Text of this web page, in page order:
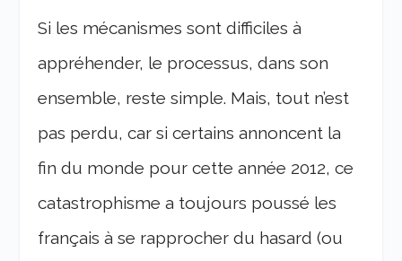
Si les mécanismes sont difficiles à
appréhender, le processus, dans son
ensemble, reste simple. Mais, tout n’est
pas perdu, car si certains annoncent la
fin du monde pour cette année 2012, ce
catastrophisme a toujours poussé les
français à se rapprocher du hasard (ou